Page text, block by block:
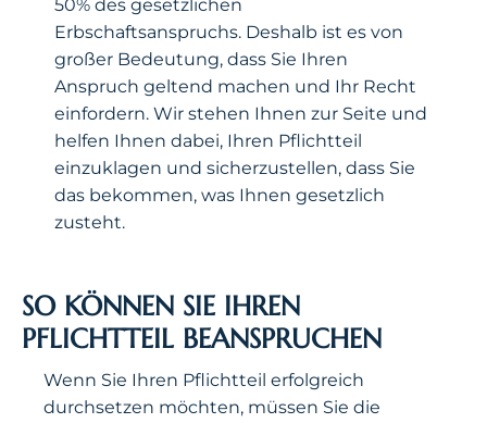
50% des gesetzlichen
Erbschaftsanspruchs. Deshalb ist es von
großer Bedeutung, dass Sie Ihren
Anspruch geltend machen und Ihr Recht
einfordern. Wir stehen Ihnen zur Seite und
helfen Ihnen dabei, Ihren Pflichtteil
einzuklagen und sicherzustellen, dass Sie
das bekommen, was Ihnen gesetzlich
zusteht.
SO KÖNNEN SIE IHREN
PFLICHTTEIL BEANSPRUCHEN
Wenn Sie Ihren Pflichtteil erfolgreich
durchsetzen möchten, müssen Sie die